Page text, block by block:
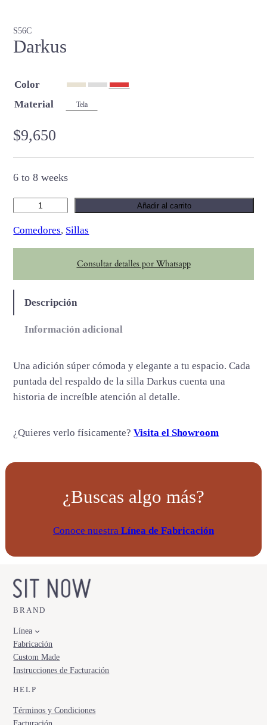
S56C
Darkus
Color
Material
Tela
$9,650
6 to 8 weeks
r
k
s
a
i
a
Añadir al carrito
Comedores, Sillas
Consultar detalles por Whatsapp
Descripción
Información adicional
Una adición súper cómoda y elegante a tu espacio. Cada
puntada del respaldo de la silla Darkus cuenta una
historia de increíble atención al detalle.
¿Quieres verlo físicamente?Visita el Showroom
¿Buscas algo más?
Conoce nuestra Línea de Fabricación
BRAND
Línea
Fabricación
Custom Made
Instrucciones de Facturación
HELP
Términos y Condiciones